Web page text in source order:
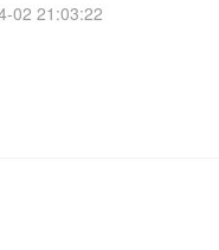
02 21:03:22